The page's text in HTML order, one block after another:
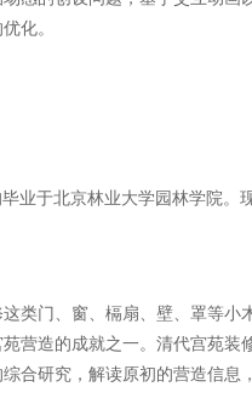
化。
业于北京林业大学园林学院。
类门、窗、槅扇、壁、罩等小
营造的成就之一。清代宫苑装
合研究，解读原初的营造信息